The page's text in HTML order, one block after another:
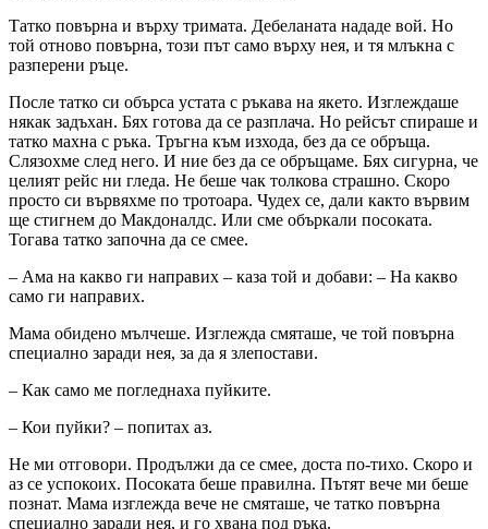
Татко повърна и върху тримата. Дебеланата нададе вой. Но
той отново повърна, този път само върху нея, и тя млъкна с
разперени ръце.
После татко си обърса устата с ръкава на якето. Изглеждаше
някак задъхан. Бях готова да се разплача. Но рейсът спираше и
татко махна с ръка. Тръгна към изхода, без да се обръща.
Слязохме след него. И ние без да се обръщаме. Бях сигурна, че
целият рейс ни гледа. Не беше чак толкова страшно. Скоро
просто си вървяхме по тротоара. Чудех се, дали както вървим
ще стигнем до Макдоналдс. Или сме объркали посоката.
Тогава татко започна да се смее.
– Ама на какво ги направих – каза той и добави: – На какво
само ги направих.
Мама обидено мълчеше. Изглежда смяташе, че той повърна
специално заради нея, за да я злепостави.
– Как само ме погледнаха пуйките.
– Кои пуйки? – попитах аз.
Не ми отговори. Продължи да се смее, доста по-тихо. Скоро и
аз се успокоих. Посоката беше правилна. Пътят вече ми беше
познат. Мама изглежда вече не смяташе, че татко повърна
специално заради нея, и го хвана под ръка.